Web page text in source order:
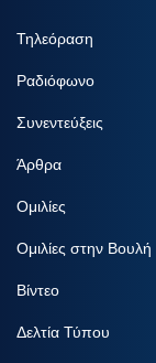
Τηλεόραση
Ραδιόφωνο
Συνεντεύξεις
Άρθρα
Ομιλίες
Ομιλίες στην Βουλή
Βίντεο
Δελτία Τύπου